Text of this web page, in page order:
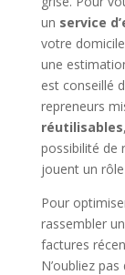
un service
votre
une
est conseillé
repreneurs
réutilisables
possibilité de
jouent un
Pour
rassembler
factures
N’oubliez